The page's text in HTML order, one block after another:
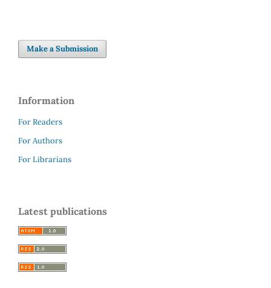
Make a Submission
Information
For Readers
For Authors
For Librarians
Latest publications